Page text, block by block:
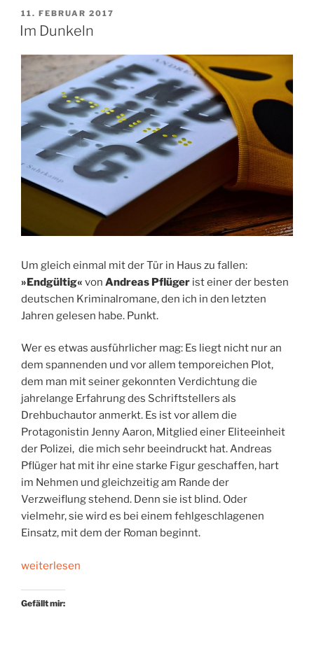
VERÖFFENTLICHT
AM
11. FEBRUAR 2017
Im Dunkeln
Um gleich einmal mit der Tür in Haus zu fallen:
»Endgültig« von Andreas Pflüger ist einer der besten
deutschen Kriminalromane, den ich in den letzten
Jahren gelesen habe. Punkt.
Wer es etwas ausführlicher mag: Es liegt nicht nur an
dem spannenden und vor allem temporeichen Plot,
dem man mit seiner gekonnten Verdichtung die
jahrelange Erfahrung des Schriftstellers als
Drehbuchautor anmerkt. Es ist vor allem die
Protagonistin Jenny Aaron, Mitglied einer Eliteeinheit
der Polizei, die mich sehr beeindruckt hat. Andreas
Pflüger hat mit ihr eine starke Figur geschaffen, hart
im Nehmen und gleichzeitig am Rande der
Verzweiflung stehend. Denn sie ist blind. Oder
vielmehr, sie wird es bei einem fehlgeschlagenen
Einsatz, mit dem der Roman beginnt.
„Im
weiterlesen
Gefällt mir: